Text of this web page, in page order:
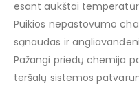
esant aukštai
Puikios nepastovumo
sąnaudas ir
Pažangi priedų chemija
teršalų sistemos